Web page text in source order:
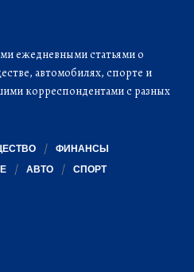
ежедневными статьями о
автомобилях, спорте и
корреспондентами с разных
ФИНАНСЫ
АВТО СПОРТ